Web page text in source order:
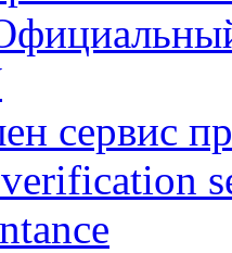
сервис